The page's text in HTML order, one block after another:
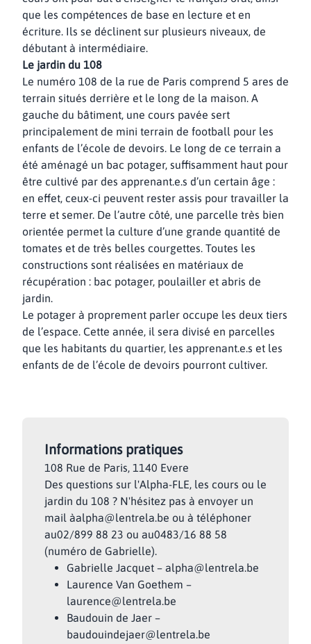
que les compétences de base en lecture et en
écriture. Ils se déclinent sur plusieurs niveaux, de
débutant à intermédiaire.
Le jardin du 108
Le numéro 108 de la rue de Paris comprend 5 ares de
terrain situés derrière et le long de la maison. A
gauche du bâtiment, une cours pavée sert
principalement de mini terrain de football pour les
enfants de l’école de devoirs. Le long de ce terrain a
été aménagé un bac potager, suffisamment haut pour
être cultivé par des apprenant.e.s d’un certain âge :
en effet, ceux-ci peuvent rester assis pour travailler la
terre et semer. De l’autre côté, une parcelle très bien
orientée permet la culture d’une grande quantité de
tomates et de très belles courgettes. Toutes les
constructions sont réalisées en matériaux de
récupération : bac potager, poulailler et abris de
jardin.
Le potager à proprement parler occupe les deux tiers
de l’espace. Cette année, il sera divisé en parcelles
que les habitants du quartier, les apprenant.e.s et les
enfants de de l’école de devoirs pourront cultiver.
Informations pratiques
108 Rue de Paris, 1140 Evere
Des questions sur l'Alpha-FLE, les cours ou le
jardin du 108 ? N'hésitez pas à envoyer un
mail àalpha@lentrela.be ou à téléphoner
au02/899 88 23 ou au0483/16 88 58
(numéro de Gabrielle).
Gabrielle Jacquet – alpha@lentrela.be
Laurence Van Goethem –
laurence@lentrela.be
Baudouin de Jaer –
baudouindejaer@lentrela.be